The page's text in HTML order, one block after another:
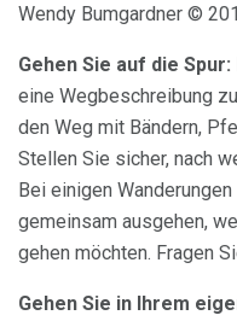
Wendy Bumgardner ©
Gehen Sie auf die Spur:
eine Wegbeschreibung
den Weg mit Bändern,
Stellen Sie sicher, nach
Bei einigen
gemeinsam ausgehen,
gehen möchten. Fragen
Gehen Sie in Ihrem